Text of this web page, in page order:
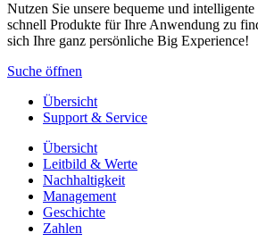
Nutzen Sie unsere bequeme und
schnell Produkte für Ihre Anwendung zu
sich Ihre ganz persönliche Big Experience!
Suche öffnen
Übersicht
Support & Service
Übersicht
Leitbild & Werte
Nachhaltigkeit
Management
Geschichte
Zahlen